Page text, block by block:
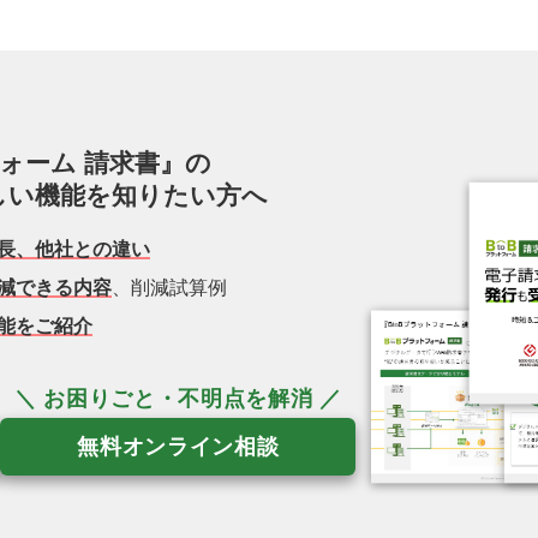
ーム 請求書』の
機能を知りたい方へ
、他社との違い
できる内容、削減試算例
をご紹介
無料オンライン相談